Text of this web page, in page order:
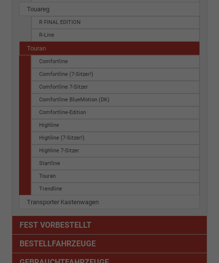
Touareg
R FINAL EDITION
R-Line
Touran
Comfortline
Comfortline (7-Sitzer!)
Comfortline 7-Sitzer
Comfortline BlueMotion (DK)
Comfortline-Edition
Highline
Highline (7-Sitzer!)
Highline 7-Sitzer
Startline
Touran
Trendline
Transporter Kastenwagen
FEST VORBESTELLT
BESTELLFAHRZEUGE